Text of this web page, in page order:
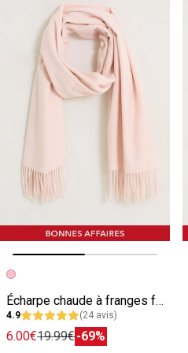
Image précédente
Image suivante
Écharpe chaude à franges femme
4.9 (24 avis)
6.00€19.99€-69%